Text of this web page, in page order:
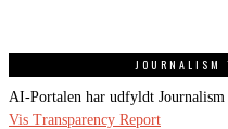
AI-Portalen har udfyldt
Vis Transparency Report